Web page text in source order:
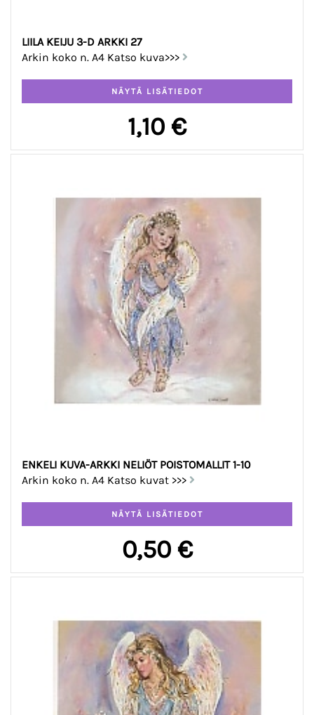
LIILA KEIJU 3-D ARKKI 27
Arkin koko n. A4 Katso kuva>>>
1,10 €
ENKELI KUVA-ARKKI NELIÖT POISTOMALLIT 1-10
Arkin koko n. A4 Katso kuvat >>>
0,50 €